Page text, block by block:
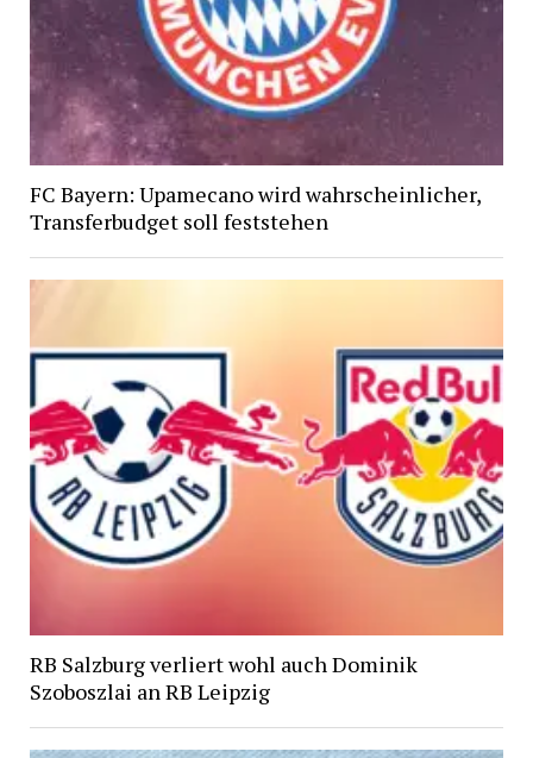
FC Bayern: Upamecano wird wahrscheinlicher,
Transferbudget soll feststehen
RB Salzburg verliert wohl auch Dominik
Szoboszlai an RB Leipzig